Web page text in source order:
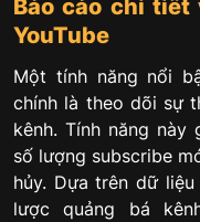
Báo cáo chi
YouTube
Một tính năng nổi
chính là theo dõi sự
kênh. Tính năng này
số lượng subscribe
hủy. Dựa trên dữ
lược quảng bá